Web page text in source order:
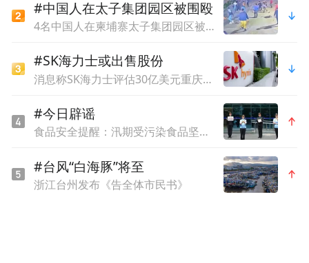
设。
#中国人在太子集团园区被围殴
4名中国人在柬埔寨太子集团园区被围殴，1死3重伤！15名施暴人员均获刑13年
#SK海力士或出售股份
消息称SK海力士评估30亿美元重庆资产 或出售股份
#今日辟谣
食品安全提醒：汛期受污染食品坚决不能食用
#台风“白海豚”将至
浙江台州发布《告全体市民书》